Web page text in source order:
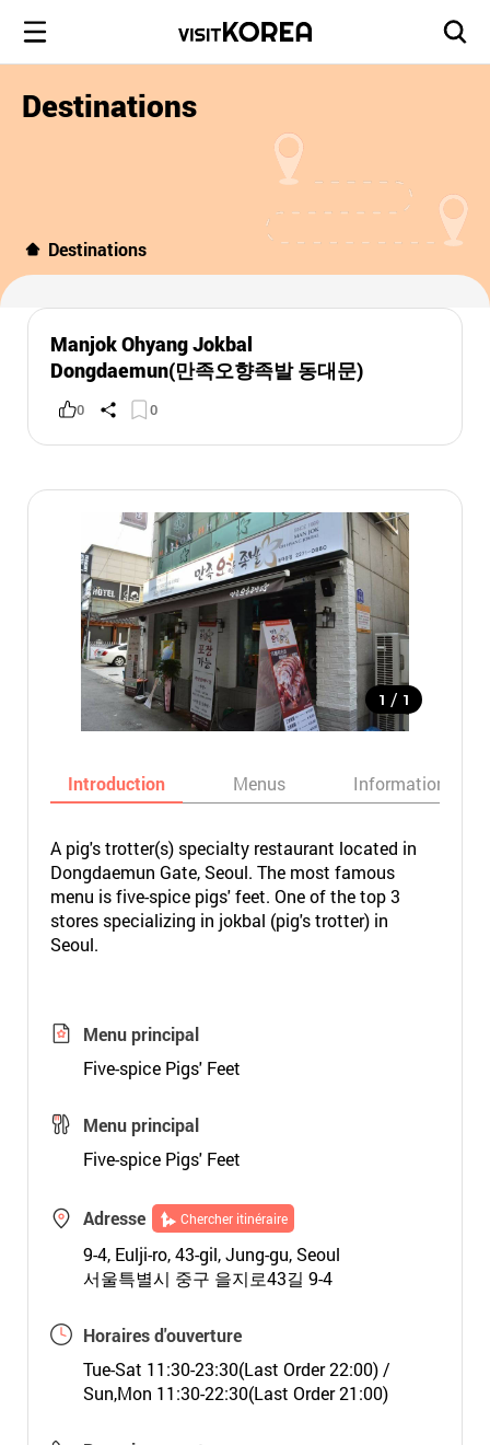
Destinations
Destinations
Manjok Ohyang Jokbal
Dongdaemun(만족오향족발 동대문)
0 0
1 / 1
Introduction Menus Informations
A pig's trotter(s) specialty restaurant located in
Dongdaemun Gate, Seoul. The most famous
menu is five-spice pigs' feet. One of the top 3
stores specializing in jokbal (pig's trotter) in
Seoul.
Menu principal
Five-spice Pigs' Feet
Menu principal
Five-spice Pigs' Feet
Adresse Chercher itinéraire
9-4, Eulji-ro, 43-gil, Jung-gu, Seoul
서울특별시 중구 을지로43길 9-4
Horaires d'ouverture
Tue-Sat 11:30-23:30(Last Order 22:00) /
Sun,Mon 11:30-22:30(Last Order 21:00)